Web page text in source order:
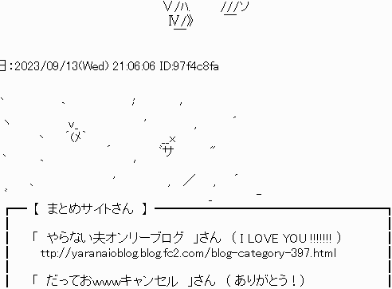
///ソ
￣
： 2023/09/13(Wed) 21:06:06 ID:97f4c8fa
,
′
_ ' , ´
__x
サ "
′
' , ／ , ´
_ ‐
さん 】 ━━━━━━━━━━━━━━━━━━┓
ログ 」さん （ I LOVE YOU !!!!!!! ） ┃
blog-category-397.html ┃
ンセル 」さん （ ありがとう！） ┃